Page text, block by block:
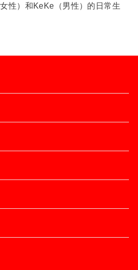
性）和KeKe（男性）的日常生